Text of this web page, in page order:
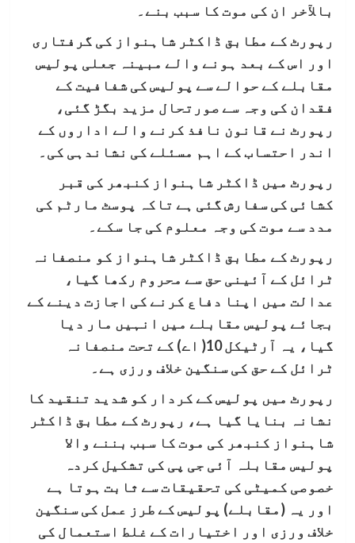
بالآخر ان کی موت کا سبب بنے۔
رپورٹ کے مطابق ڈاکٹر شاہنواز کی گرفتاری
اور اس کے بعد ہونے والے مبینہ جعلی پولیس
مقابلے کے حوالے سے پولیس کی شفافیت کے
فقدان کی وجہ سے صورتحال مزید بگڑ گئی،
رپورٹ نے قانون نافذ کرنے والے اداروں کے
اندر احتساب کے اہم مسئلے کی نشاندہی کی۔
رپورٹ میں ڈاکٹر شاہنواز کنبھر کی قبر
کشائی کی سفارش گئی ہے تاکہ پوسٹ مارٹم کی
مدد سے موت کی وجہ معلوم کی جا سکے۔
رپورٹ کے مطابق ڈاکٹر شاہنواز کو منصفانہ
ٹرائل کے آئینی حق سے محروم رکھا گیا،
عدالت میں اپنا دفاع کرنے کی اجازت دینے کے
بجائے پولیس مقابلے میں انہیں مار دیا
گیا، یہ آرٹیکل 10( اے) کے تحت منصفانہ
ٹرائل کے حق کی سنگین خلاف ورزی ہے۔
رپورٹ میں پولیس کے کردار کو شدید تنقید کا
نشانہ بنایا گیا ہے، رپورٹ کے مطابق ڈاکٹر
شاہنواز کنبھر کی موت کا سبب بننے والا
پولیس مقابلہ آئی جی پی کی تشکیل کردہ
خصوصی کمیٹی کی تحقیقات سے ثابت ہوتا ہے
اور یہ (مقابلے) پولیس کے طرز عمل کی سنگین
خلاف ورزی اور اختیارات کے غلط استعمال کی